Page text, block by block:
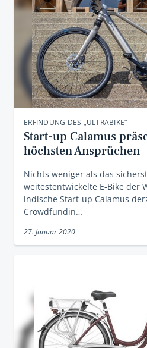
ERFINDUNG DES „ULTRABIKE“
Start-up Calamus
höchsten Ansprüchen
Nichts weniger als das
weitestentwickelte E-Bike der
indische Start-up Calamus
Crowdfundin…
27. Januar 2020